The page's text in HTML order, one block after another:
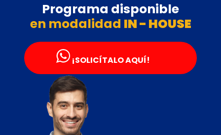
Programa disponible
en modalidad IN - HOUSE
¡SOLICÍTALO AQUÍ!